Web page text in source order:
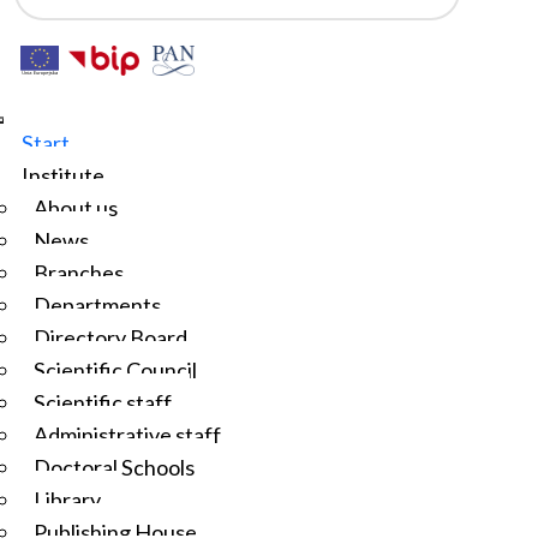
Start
Institute
About us
News
Branches
Departments
Directory Board
Scientific Council
Scientific staff
Administrative staff
Doctoral Schools
Library
Publishing House